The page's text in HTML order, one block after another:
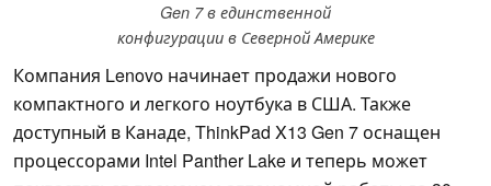
Gen 7 в единственной
конфигурации в Северной Америке
Компания Lenovo начинает продажи нового
компактного и легкого ноутбука в США. Также
доступный в Канаде, ThinkPad X13 Gen 7 оснащен
процессорами Intel Panther Lake и теперь может